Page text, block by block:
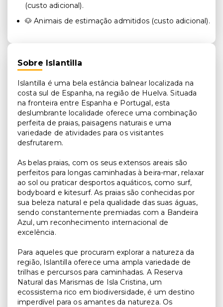
(custo adicional).
🐶 Animais de estimação admitidos (custo adicional).
Sobre Islantilla
Islantilla é uma bela estância balnear localizada na
costa sul de Espanha, na região de Huelva. Situada
na fronteira entre Espanha e Portugal, esta
deslumbrante localidade oferece uma combinação
perfeita de praias, paisagens naturais e uma
variedade de atividades para os visitantes
desfrutarem.
As belas praias, com os seus extensos areais são
perfeitos para longas caminhadas à beira-mar, relaxar
ao sol ou praticar desportos aquáticos, como surf,
bodyboard e kitesurf. As praias são conhecidas por
sua beleza natural e pela qualidade das suas águas,
sendo constantemente premiadas com a Bandeira
Azul, um reconhecimento internacional de
excelência.
Para aqueles que procuram explorar a natureza da
região, Islantilla oferece uma ampla variedade de
trilhas e percursos para caminhadas. A Reserva
Natural das Marismas de Isla Cristina, um
ecossistema rico em biodiversidade, é um destino
imperdível para os amantes da natureza. Os